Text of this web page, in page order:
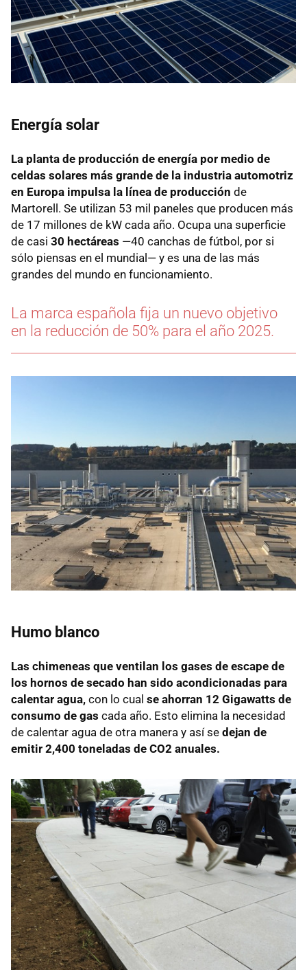
Energía solar
La planta de producción de energía por medio de
celdas solares más grande de la industria automotriz
en Europa impulsa la línea de producción de
Martorell. Se utilizan 53 mil paneles que producen más
de 17 millones de kW cada año. Ocupa una superficie
de casi 30 hectáreas —40 canchas de fútbol, por si
sólo piensas en el mundial— y es una de las más
grandes del mundo en funcionamiento.
La marca española fija un nuevo objetivo
en la reducción de 50% para el año 2025.
Humo blanco
Las chimeneas que ventilan los gases de escape de
los hornos de secado han sido acondicionadas para
calentar agua, con lo cual se ahorran 12 Gigawatts de
consumo de gas cada año. Esto elimina la necesidad
de calentar agua de otra manera y así se dejan de
emitir 2,400 toneladas de CO2 anuales.